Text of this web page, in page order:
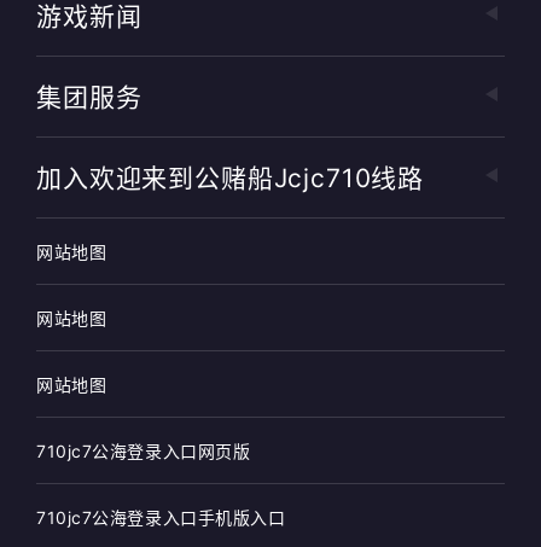
游戏新闻
集团服务
加入欢迎来到公赌船jcjc710线路
网站地图
网站地图
网站地图
710jc7公海登录入口网页版
710jc7公海登录入口手机版入口